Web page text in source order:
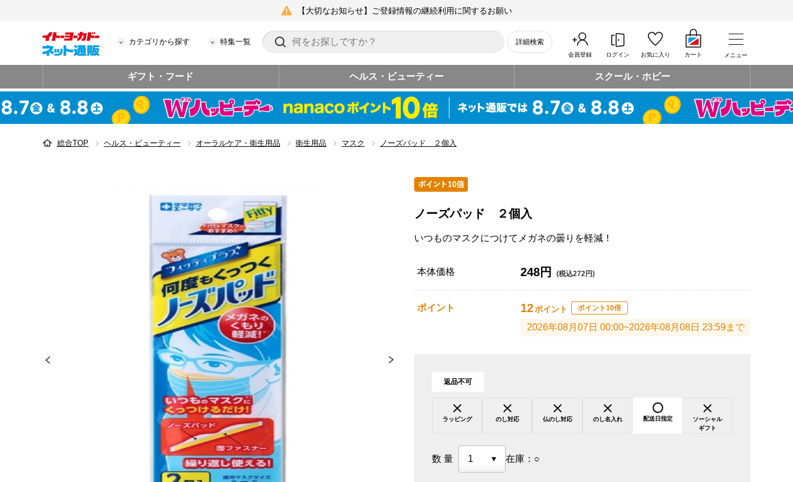
【大切なお知らせ】ご登録情報の継続利用に関するお願い
カテゴリから探す 特集一覧 詳細検索
会員登録 ログイン お気に入り カート メニュー
ギフト・フード ヘルス・ビューティー スクール・ホビー
総合TOP ヘルス・ビューティー オーラルケア・衛生用品 衛生用品 マスク ノーズパッド ２個入
ノーズパッド ２個入
いつものマスクにつけてメガネの曇りを軽減！
本体価格 248円 (税込272円)
ポイント 12ポイント ポイント10倍
2026年08月07日 00:00~2026年08月08日 23:59まで
返品不可
ラッピング のし対応 仏のし対応 のし名入れ 配送日指定
ソーシャル
ギフト
数量 在庫： ○